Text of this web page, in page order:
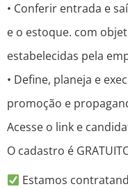
• Conferir entrada e
e o estoque. com
estabelecidas pela
• Define, planeja e
promoção e
Acesse o link e
O cadastro é
Estamos